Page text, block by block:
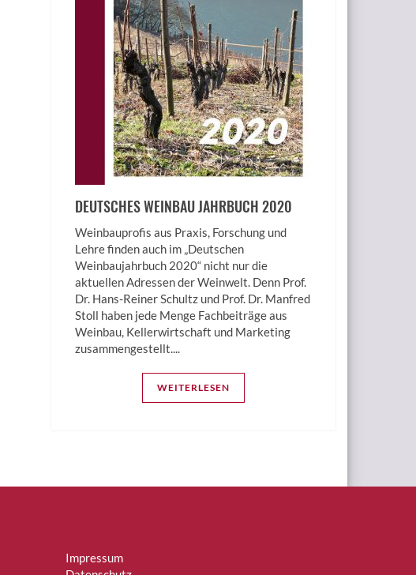
DEUTSCHES WEINBAU JAHRBUCH 2020
Weinbauprofis aus Praxis, Forschung und
Lehre finden auch im „Deutschen
Weinbaujahrbuch 2020“ nicht nur die
aktuellen Adressen der Weinwelt. Denn Prof.
Dr. Hans-Reiner Schultz und Prof. Dr. Manfred
Stoll haben jede Menge Fachbeiträge aus
Weinbau, Kellerwirtschaft und Marketing
zusammengestellt....
WEITERLESEN
Impressum